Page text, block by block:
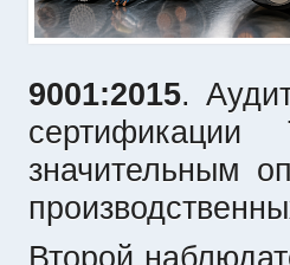
9001:2015.
значительным
Второй